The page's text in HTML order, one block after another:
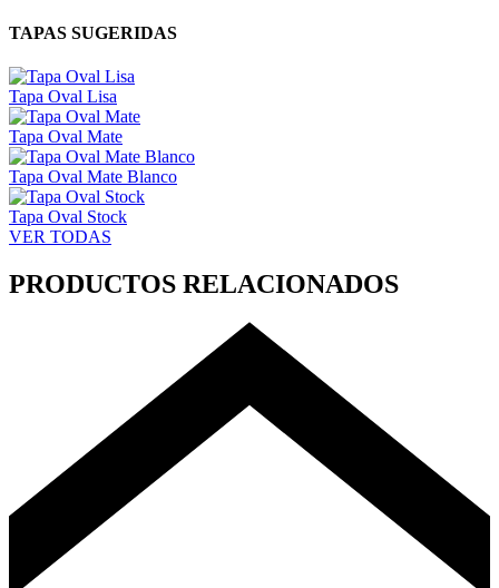
TAPAS SUGERIDAS
Tapa Oval Lisa
Tapa Oval Mate
Tapa Oval Mate Blanco
Tapa Oval Stock
VER TODAS
PRODUCTOS RELACIONADOS